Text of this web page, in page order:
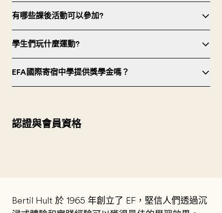
有哪些課後活動可以參加?
學生們玩什麼運動?
EFA國際寄宿中學提供獎學金嗎？
認證與會員資格
Bertil Hult 於 1965 年創立了 EF，堅信人們透過沉